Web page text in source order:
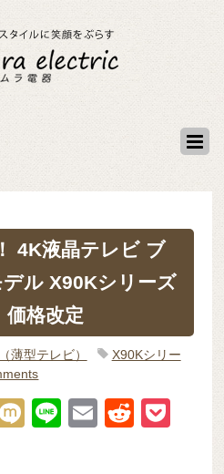
4K液晶テレビ ブ
ル X90Kシリーズ
価格改定
薄型テレビ）
X90Kシリー
T
M
Li
E
R